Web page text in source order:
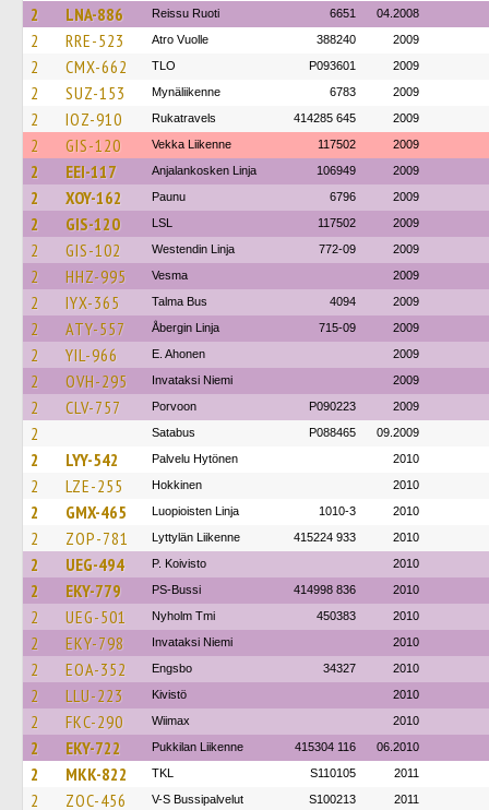
2 LNA-886 Reissu Ruoti 6651 04.2008
2 RRE-523 Atro Vuolle 388240 2009
2 CMX-662 TLO P093601 2009
2 SUZ-153 Mynäliikenne 6783 2009
2 IOZ-910 Rukatravels 414285 645 2009
2 GIS-120 Vekka Liikenne 117502 2009
2 EEI-117 Anjalankosken Linja 106949 2009
2 XOY-162 Paunu 6796 2009
2 GIS-120 LSL 117502 2009
2 GIS-102 Westendin Linja 772-09 2009
2 HHZ-995 Vesma 2009
2 IYX-365 Talma Bus 4094 2009
2 ATY-557 Åbergin Linja 715-09 2009
2 YIL-966 E. Ahonen 2009
2 OVH-295 Invataksi Niemi 2009
2 CLV-757 Porvoon P090223 2009
2 Satabus P088465 09.2009
2 LYY-542 Palvelu Hytönen 2010
2 LZE-255 Hokkinen 2010
2 GMX-465 Luopioisten Linja 1010-3 2010
2 ZOP-781 Lyttylän Liikenne 415224 933 2010
2 UEG-494 P. Koivisto 2010
2 EKY-779 PS-Bussi 414998 836 2010
2 UEG-501 Nyholm Tmi 450383 2010
2 EKY-798 Invataksi Niemi 2010
2 EOA-352 Engsbo 34327 2010
2 LLU-223 Kivistö 2010
2 FKC-290 Wiimax 2010
2 EKY-722 Pukkilan Liikenne 415304 116 06.2010
2 MKK-822 TKL S110105 2011
2 ZOC-456 V-S Bussipalvelut S100213 2011